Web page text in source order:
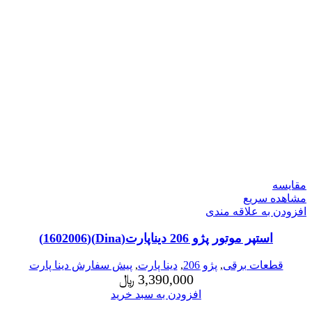
مقایسه
مشاهده سریع
افزودن به علاقه مندی
استپر موتور پژو 206 دیناپارت(Dina)(1602006)
قطعات برقی, پژو 206 ,دینا پارت, پیش سفارش دینا پارت
3,390,000 ﷼
افزودن به سبد خرید